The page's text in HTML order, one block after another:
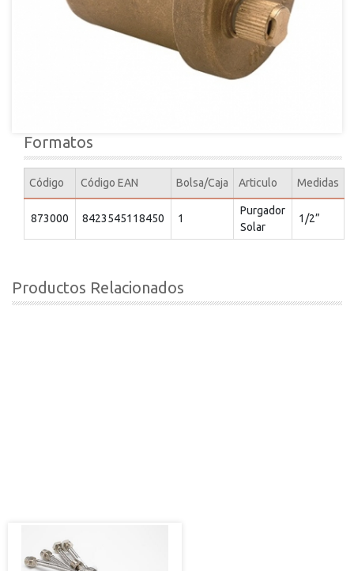
Formatos
Código Código EAN Bolsa/Caja Articulo Medidas
873000 8423545118450 1
Purgador
Solar
1/2”
Productos Relacionados